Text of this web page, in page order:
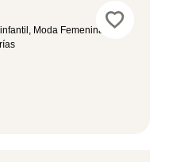
Moda Femenina,